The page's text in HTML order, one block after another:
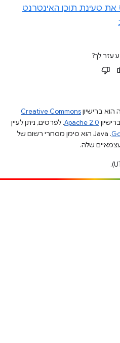
את טעינת תוכן האינטרנט
עזר לך?
ברישיוןCreative Commons
Apache 2.0. לפרטים, ניתן לעיין
.‏ Java הוא סימן מסחרי רשום של